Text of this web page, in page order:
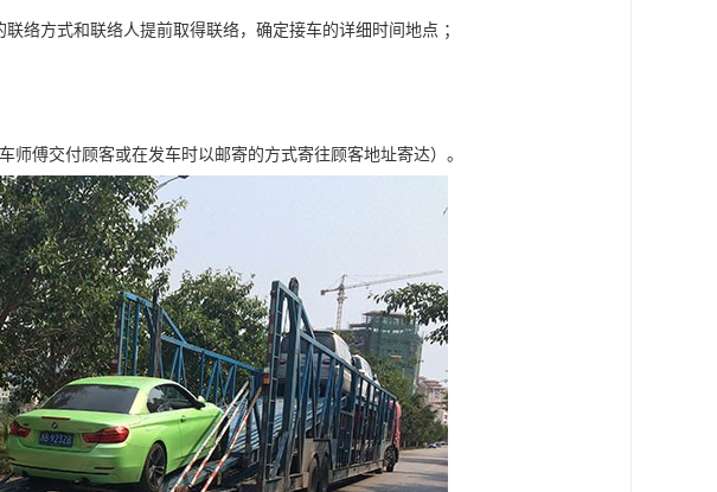
络方式和联络人提前取得联络，确定接车的详细时间地点 ；
傅交付顾客或在发车时以邮寄的方式寄往顾客地址寄达）。